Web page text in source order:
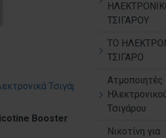
Τσιγάρα
Booster
ΤΣΙΓΑΡΟΥ
ΤΟ
ΤΣΙΓΑΡΟ
Ατμοποιητές
Τσιγάρου
Νικοτίνη για